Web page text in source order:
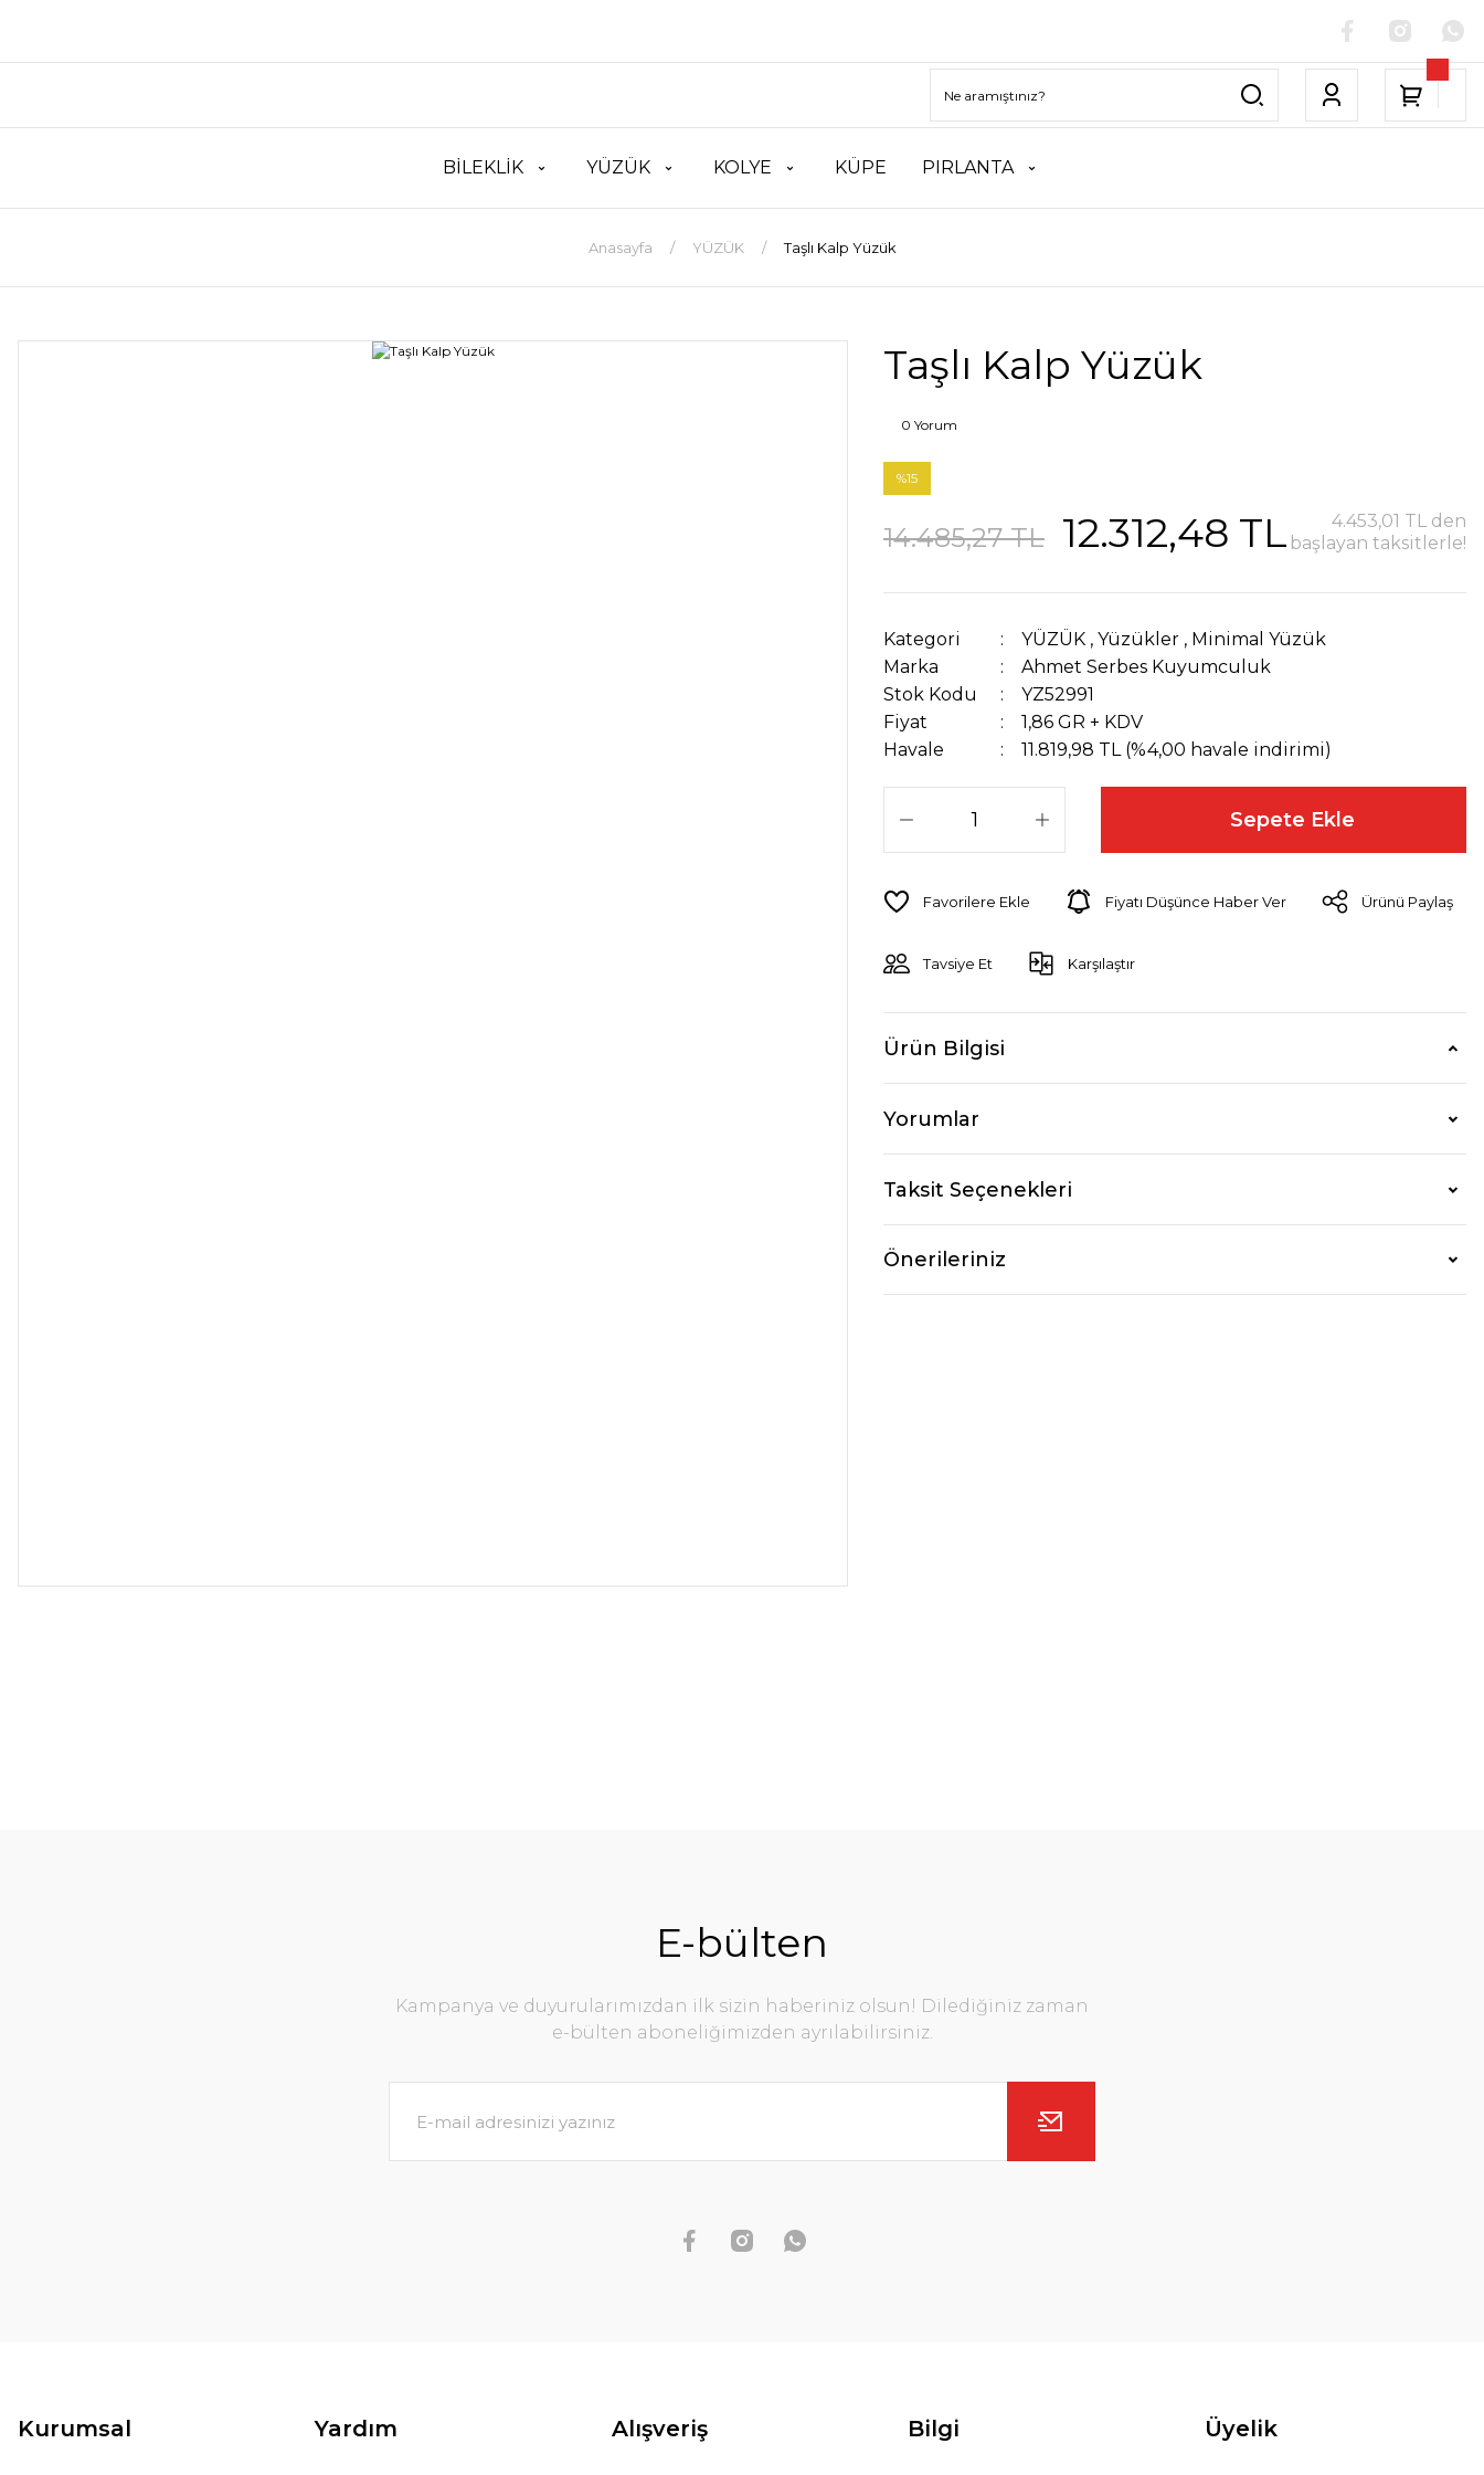
BİLEKLİK YÜZÜK KOLYE KÜPE PIRLANTA
Anasayfa YÜZÜK Taşlı Kalp Yüzük
Taşlı Kalp Yüzük
0 Yorum
%15
14.485,27 TL 12.312,48 TL
4.453,01 TL den
başlayan taksitlerle!
Kategori YÜZÜK , Yüzükler , Minimal Yüzük
Marka
Ahmet Serbes Kuyumculuk
Stok Kodu
YZ52991
Fiyat
1,86 GR + KDV
Havale
11.819,98 TL (%4,00 havale indirimi)
Sepete Ekle
Fiyatı Düşünce Haber Ver Ürünü Paylaş
Tavsiye Et Karşılaştır
Ürün Bilgisi
Yorumlar
Taksit Seçenekleri
Önerileriniz
E-bülten
Kampanya ve duyurularımızdan ilk sizin haberiniz olsun! Dilediğiniz zaman
e-bülten aboneliğimizden ayrılabilirsiniz.
Kurumsal Yardım Alışveriş Bilgi Üyelik